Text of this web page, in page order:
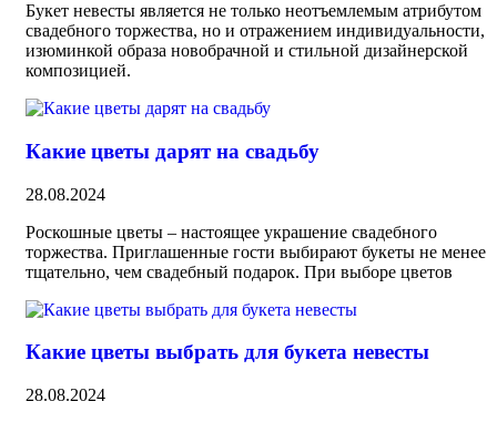
Букет невесты является не только неотъемлемым атрибутом
свадебного торжества, но и отражением индивидуальности,
изюминкой образа новобрачной и стильной дизайнерской
композицией.
Какие цветы дарят на свадьбу
28.08.2024
Роскошные цветы – настоящее украшение свадебного
торжества. Приглашенные гости выбирают букеты не менее
тщательно, чем свадебный подарок. При выборе цветов
Какие цветы выбрать для букета невесты
28.08.2024